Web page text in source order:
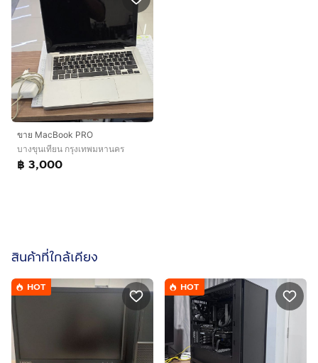
ขาย MacBook PRO
บางขุนเทียน กรุงเทพมหานคร
฿ 3,000
สินค้าที่ใกล้เคียง
HOT HOT